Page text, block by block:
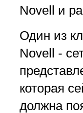
Novell и
Один из
Novell -
которая
должна